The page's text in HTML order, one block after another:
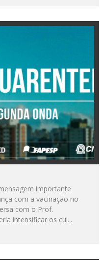
importante
com a vacinação no
com o Prof.
intensificar os cui...